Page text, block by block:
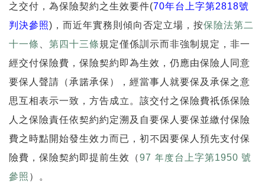
之交付，為保險契約之生效要件(70年台上字第2818號
判決參照)，而近年實務則傾向否定立場，按保險法第二
十一條
第四十三條規定僅係訓示而非強制規定，非一
經交付保險費，保險契約即為生效，仍應由保險人同意
要保人聲請（承諾承保），經當事人就要保及承保之意
思互相表示一致，方告成立。該交付之保險費祇係保險
人之保險責任依契約約定溯及自要保人要保並繳付保險
費之時點開始發生效力而已，初不因要保人預先支付保
險費，保險契約即提前生效（97 年度台上字第1950 號
參照 ）。